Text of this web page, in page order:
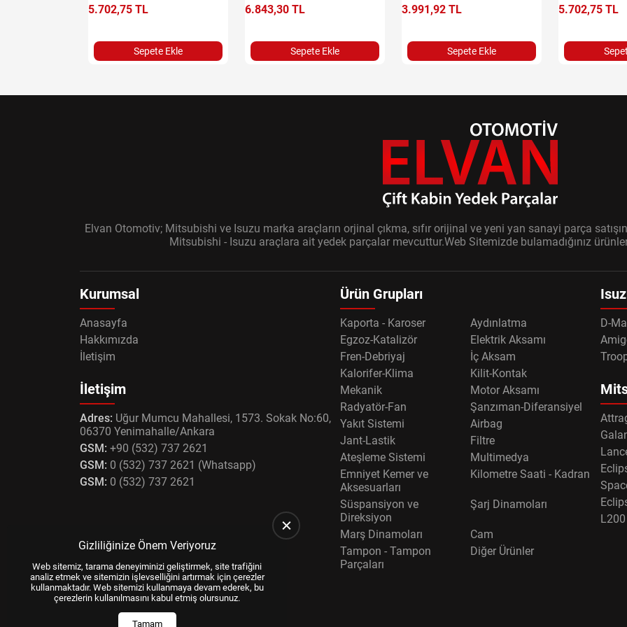
5.702,75 TL
Sepete Ekle
6.843,30 TL
Sepete Ekle
3.991,92 TL
Sepete Ekle
5.702,75 TL
Elvan Otomotiv; Mitsubishi ve Isuzu marka araçların orjinal çıkma, sıfır orijinal ve yeni yan sanayi parça
Mitsubishi - Isuzu araçlara ait yedek parçalar mevcuttur.Web Sitemizde bulamadığınız
Kurumsal
Anasayfa
Hakkımızda
İletişim
İletişim
Adres: Uğur Mumcu Mahallesi, 1573. Sokak No:60,
06370 Yenimahalle/Ankara
GSM: +90 (532) 737 2621
GSM: 0 (532) 737 2621 (Whatsapp)
GSM: 0 (532) 737 2621
Ürün Grupları
Kaporta - Karoser
Aydınlatma
Egzoz-Katalizör
Elektrik Aksamı
Fren-Debriyaj
İç Aksam
Kalorifer-Klima
Kilit-Kontak
Mekanik
Motor Aksamı
Radyatör-Fan
Şanzıman-Diferansiyel
Yakıt Sistemi
Airbag
Jant-Lastik
Filtre
Ateşleme Sistemi
Multimedya
Emniyet Kemer ve
Aksesuarları
Kilometre Saati - Kadran
Süspansiyon ve
Direksiyon
Şarj Dinamoları
Marş Dinamoları
Cam
Tampon - Tampon
Parçaları
Diğer Ürünler
D-
L200
Gizliliğinize Önem Veriyoruz
Web sitemiz, tarama deneyiminizi geliştirmek, site trafiğini
analiz etmek ve sitemizin işlevselliğini artırmak için çerezler
kullanmaktadır. Web sitemizi kullanmaya devam ederek, bu
çerezlerin kullanılmasını kabul etmiş olursunuz.
Tamam